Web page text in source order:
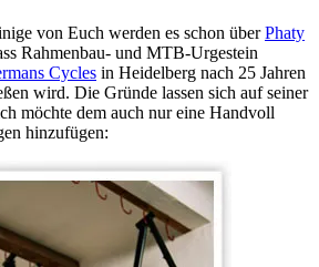
von Euch werden es schon überPhaty
Rahmenbau- und MTB-Urgestein
Cycles in Heidelberg nach 25 Jahren
wird. Die Gründe lassen sich auf seiner
möchte dem auch nur eine Handvoll
hinzufügen: